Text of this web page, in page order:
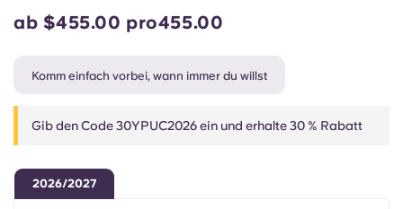
ab $455.00 pro455.00
Komm einfach vorbei, wann immer du willst
Gib den Code 30YPUC2026 ein und erhalte 30 % Rabatt
2026/2027